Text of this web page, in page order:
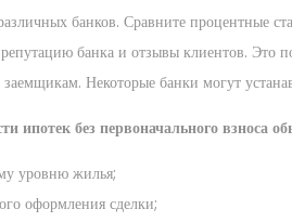
банков. Сравните процентные
банка и отзывы клиентов. Это
Некоторые банки могут
ипотек без первоначального взноса
уровню жилья;
оформления сделки;